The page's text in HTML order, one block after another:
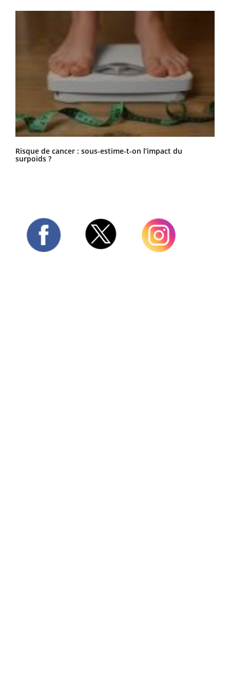
Risque de cancer : sous-estime-t-on l’impact du
surpoids ?